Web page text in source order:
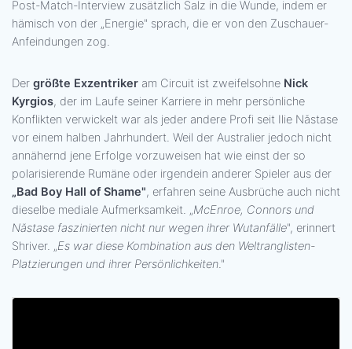
Post-Match-Interview zusätzlich Salz in die Wunde, indem er
hämisch von der „Energie" sprach, die er von den Zuschauer-
Anfeindungen zog.
Der größte Exzentriker am Circuit ist zweifelsohne Nick
Kyrgios, der im Laufe seiner Karriere in mehr persönliche
Konflikten verwickelt war als jeder andere Profi seit Ilie Năstase
vor einem halben Jahrhundert. Weil der Australier jedoch nicht
annähernd jene Erfolge vorzuweisen hat wie einst der so
polarisierende Rumäne oder irgendein anderer Spieler aus der
„Bad Boy Hall of Shame", erfahren seine Ausbrüche auch nicht
dieselbe mediale Aufmerksamkeit. „McEnroe, Connors und
Năstase faszinierten nicht nur wegen ihrer Wutanfälle", erinnert
Shriver. „Es war diese Kombination aus den Weltranglisten-
Platzierungen und ihrer Persönlichkeiten."